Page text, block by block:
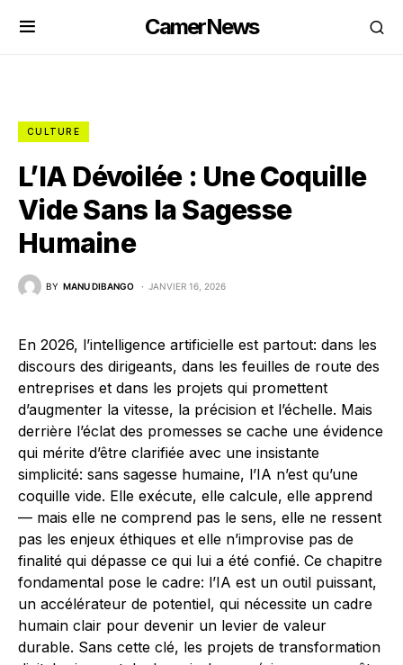
CamerNews
CULTURE
L’IA Dévoilée : Une Coquille
Vide Sans la Sagesse
Humaine
BY MANU DIBANGO JANVIER 16, 2026
En 2026, l’intelligence artificielle est partout: dans les
discours des dirigeants, dans les feuilles de route des
entreprises et dans les projets qui promettent
d’augmenter la vitesse, la précision et l’échelle. Mais
derrière l’éclat des promesses se cache une évidence
qui mérite d’être clarifiée avec une insistante
simplicité: sans sagesse humaine, l’IA n’est qu’une
coquille vide. Elle exécute, elle calcule, elle apprend
— mais elle ne comprend pas le sens, elle ne ressent
pas les enjeux éthiques et elle n’improvise pas de
finalité qui dépasse ce qui lui a été confié. Ce chapitre
fondamental pose le cadre: l’IA est un outil puissant,
un accélérateur de potentiel, qui nécessite un cadre
humain clair pour devenir un levier de valeur
durable. Sans cette clé, les projets de transformation